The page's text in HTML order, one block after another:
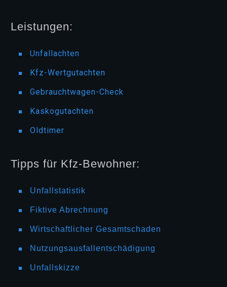
Leistungen:
Unfallachten
Kfz-Wertgutachten
Gebrauchtwagen-Check
Kaskogutachten
Oldtimer
Tipps für Kfz-Bewohner:
Unfallstatistik
Fiktive Abrechnung
Wirtschaftlicher Gesamtschaden
Nutzungsausfallentschädigung
Unfallskizze